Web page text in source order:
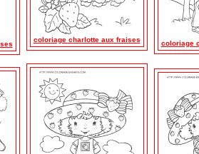
coloriage charlotte aux fraises coloriage